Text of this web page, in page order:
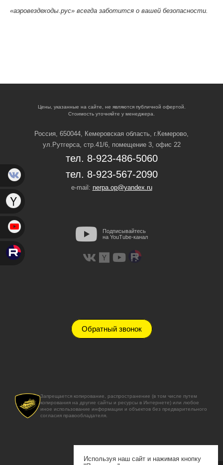
«аэровездеходы.рус» всегда заботится о вашей безопасности.
Цены, указанные на сайте, не являются публичной офертой.
Стоимость уточняйте у менеджера.
Россия, 650044, Кемеровская область, г.Кемерово,
ул.Рутгерса, стр.41/6, помещение 3, офис 22
тел. 8-923-486-5060
тел. 8-923-567-2090
e-mail: nerpa.op@yandex.ru
Подписывайтесь
на YouTube-канал
Обратный звонок
Запрещается копирование, распространение (в том числе путем
копирования на другие сайты и ресурсы в Интернете) или любое
иное использование информации и объектов без предварительного
согласия правообладателя.
Используя наш сайт и нажимая кнопку